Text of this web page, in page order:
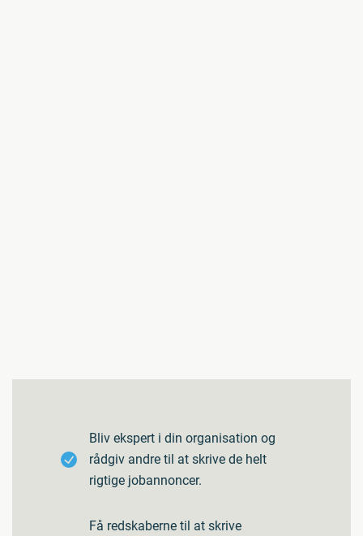
Bliv ekspert i din organisation og
rådgiv andre til at skrive de helt
rigtige jobannoncer.
Få redskaberne til at skrive